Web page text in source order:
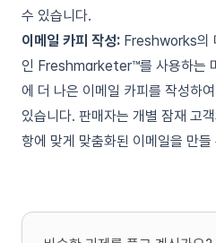
수 있습니다.
이메일 카피 작성: Freshworks의
인 Freshmarketer™를 사용하는
에 더 나은 이메일 카피를 작성하
있습니다. 판매자는 개별 잠재 고
항에 맞게 맞춤화된 이메일을 만들